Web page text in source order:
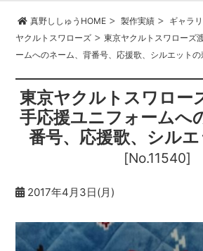
真野ししゅうHOME> 製作実績> ギャラ
ヤクルトスワローズ >東京ヤクルトスワローズ
ームへのネーム、背番号、応援歌、シルエットの
東京ヤクルトスワロー
手応援ユニフォームへ
番号、応援歌、シル
[No.11540]
2017年4月3日(月)